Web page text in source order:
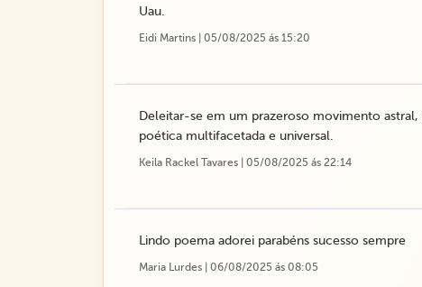
Uau.
Eidi Martins | 05/08/2025 ás 15:20
Deleitar-se em um prazeroso movimento astral,
poética multifacetada e universal.
Keila Rackel Tavares | 05/08/2025 ás 22:14
Lindo poema adorei parabéns sucesso sempre
Maria Lurdes | 06/08/2025 ás 08:05